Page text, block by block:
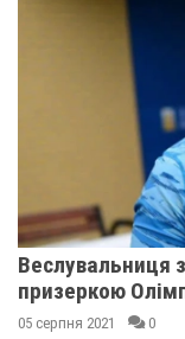
Веслувальниця
призеркою
05 серпня 2021 0